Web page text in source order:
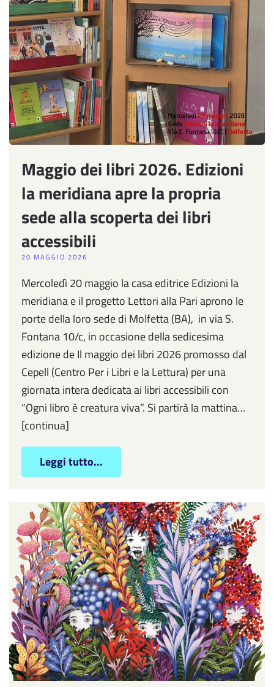
Maggio dei libri 2026. Edizioni
la meridiana apre la propria
sede alla scoperta dei libri
accessibili
20 MAGGIO 2026
Mercoledì 20 maggio la casa editrice Edizioni la
meridiana e il progetto Lettori alla Pari aprono le
porte della loro sede di Molfetta (BA), in via S.
Fontana 10/c, in occasione della sedicesima
edizione de Il maggio dei libri 2026 promosso dal
Cepell (Centro Per i Libri e la Lettura) per una
giornata intera dedicata ai libri accessibili con
“Ogni libro è creatura viva”. Si partirà la mattina…
[continua]
Leggi tutto...